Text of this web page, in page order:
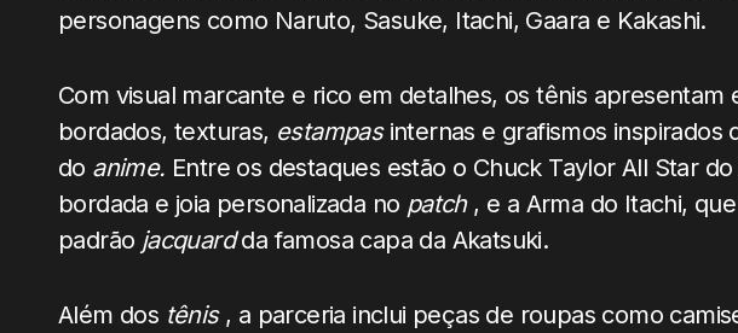
personagens como Naruto, Sasuke, Itachi, Gaara e Kakashi.
Com visual marcante e rico em detalhes, os tênis apresentam
bordados, texturas, estampasinternas e grafismos inspirados
do anime. Entre os destaques estão o Chuck Taylor All Star
bordada e joia personalizada no patch, e a Arma do Itachi,
padrão jacquardda famosa capa da Akatsuki.
Além dos tênis, a parceria inclui peças de roupas como